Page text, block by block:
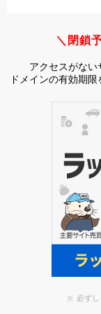
＼閉鎖
アクセスがない
ドメインの有効期
必ず